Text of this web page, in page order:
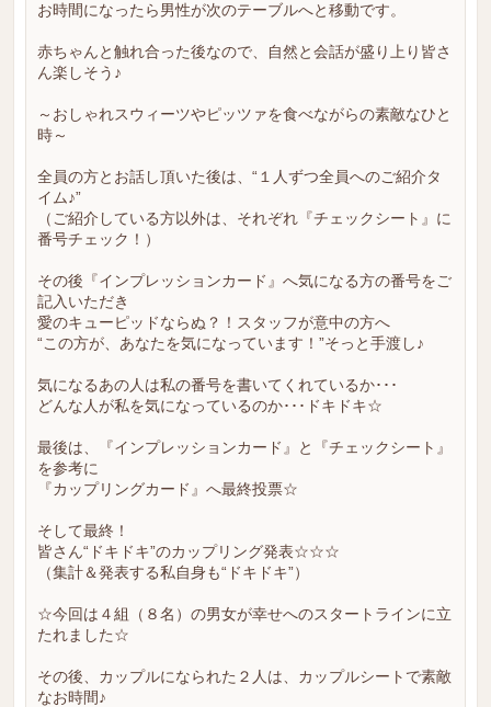
お時間になったら男性が次のテーブルへと移動です。
赤ちゃんと触れ合った後なので、自然と会話が盛り上り皆さ
ん楽しそう♪
～おしゃれスウィーツやピッツァを食べながらの素敵なひと
時～
全員の方とお話し頂いた後は、“１人ずつ全員へのご紹介タ
イム♪”
（ご紹介している方以外は、それぞれ『チェックシート』に
番号チェック！）
その後『インプレッションカード』へ気になる方の番号をご
記入いただき
愛のキューピッドならぬ？！スタッフが意中の方へ
“この方が、あなたを気になっています！”そっと手渡し♪
気になるあの人は私の番号を書いてくれているか･･･
どんな人が私を気になっているのか･･･ドキドキ☆
最後は、『インプレッションカード』と『チェックシート』
を参考に
『カップリングカード』へ最終投票☆
そして最終！
皆さん“ドキドキ”のカップリング発表☆☆☆
（集計＆発表する私自身も“ドキドキ”）
☆今回は４組（８名）の男女が幸せへのスタートラインに立
たれました☆
その後、カップルになられた２人は、カップルシートで素敵
なお時間♪